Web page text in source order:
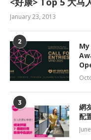
January 23, 2013
2
3
網
配